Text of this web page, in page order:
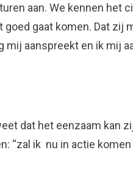
aan. We kennen het
goed gaat komen. Dat zij
mij aanspreekt en ik mij
dat het eenzaam kan
“zal ik nu in actie